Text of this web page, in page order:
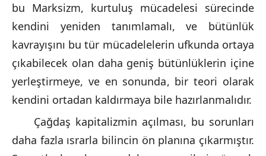
bu Marksizm, kurtuluş mücadelesi sürecinde
kendini yeniden tanımlamalı, ve bütünlük
kavrayışını bu tür mücadelelerin ufkunda ortaya
çıkabilecek olan daha geniş bütünlüklerin içine
yerleştirmeye, ve en sonunda, bir teori olarak
kendini ortadan kaldırmaya bile hazırlanmalıdır.
Çağdaş kapitalizmin açılması, bu sorunları
daha fazla ısrarla bilincin ön planına çıkarmıştır.